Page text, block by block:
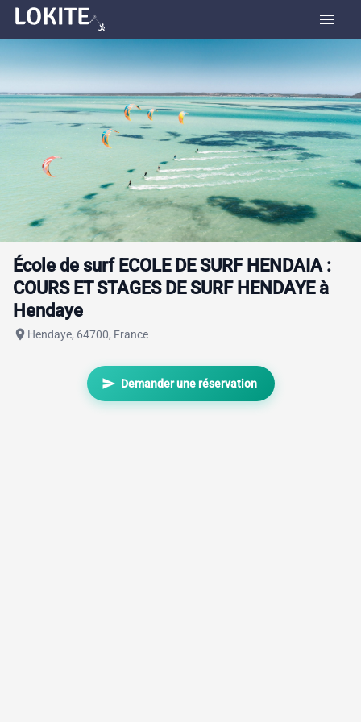
menu
École de surf ECOLE DE SURF HENDAIA :
COURS ET STAGES DE SURF HENDAYE à
Hendaye
place Hendaye, 64700, France
send Demander une réservation